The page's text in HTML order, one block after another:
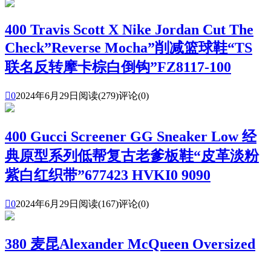
400 Travis Scott X Nike Jordan Cut The
Check”Reverse Mocha”削减篮球鞋“TS
联名反转摩卡棕白倒钩”FZ8117-100
02024年6月29日 阅读(279)评论(0)
400 Gucci Screener GG Sneaker Low 经
典原型系列低帮复古老爹板鞋“皮革淡粉
紫白红织带”677423 HVKI0 9090
02024年6月29日 阅读(167)评论(0)
380 麦昆Alexander McQueen Oversized